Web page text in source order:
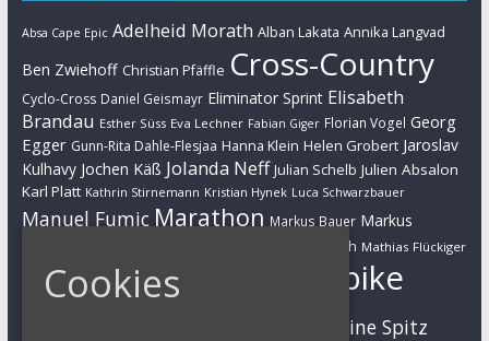
Absa Cape Epic Adelheid Morath Alban Lakata Annika Langvad
Ben Zwiehoff Christian Pfäffle Cross-Country
Cyclo-Cross Daniel Geismayr Eliminator Sprint Elisabeth
Brandau Esther Süss Eva Lechner Fabian Giger Florian Vogel Georg
Egger Gunn-Rita Dahle-Flesjaa Hanna Klein Helen Grobert Jaroslav
Kulhavy Jochen Käß Jolanda Neff Julian Schelb Julien Absalon
Karl Platt Kathrin Stirnemann Kristian Hynek Luca Schwarzbauer
Manuel Fumic Marathon Markus Bauer Markus
Martin Gluth Mathias Flückiger
Max Brandl Moritz Milatz
Mountainbike
Sabine Spitz
Cookies